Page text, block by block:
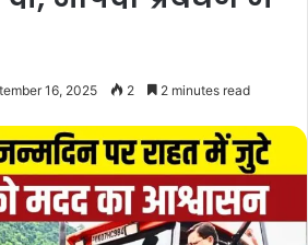
16, 2025 2 2 minutes read